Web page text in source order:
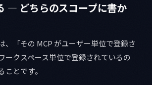
— どちらのスコープに書か
、「その MCP がユーザー単位で登録さ
ークスペース単位で登録されているの
ことです。